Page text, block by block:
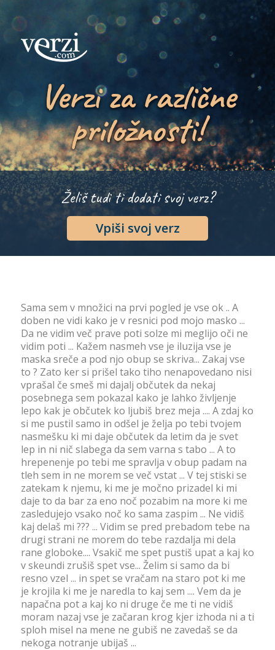
Verzi za različne
priložnosti!
Želiš tudi ti dodati svoj verz?
Vpiši svoj verz
Sama sem v množici na prvi pogled je vse ok .. A
doben ne vidi kako je v resnici pod mojo masko ...
Da ne vidim več prave poti solze mi meglijo oči ne
vidim poti ... Kažem nasmeh vse je iluzija vse je
maska sreče a pod njo obup se skriva... Zakaj vse
to ? Zato ker si prišel tako tiho nenapovedano nisi
vprašal če smeš mi dajalj občutek da nekaj
posebnega sem pokazal kako je lahko življenje
lepo kak je občutek ko ljubiš brez meja .... A zdaj ko
si me pustil samo in odšel je želja po tebi tvojem
nasmešku ki mi daje občutek da letim da je svet
lep in ni nič slabega da sem varna s tabo ... A to
hrepenenje po tebi me spravlja v obup padam na
tleh sem in ne morem se več vstat ... V tej stiski se
zatekam k njemu, ki me je močno prizadel ki mi
daje to da bar za eno noč pozabim na more ki me
zasledujejo vsako noč ko sama zaspim ... Ne vidiš
kaj delaš mi ??? ... Vidim se pred prebadom tebe na
drugi strani ne morem do tebe razdalja mi dela
rane globoke.... Vsakič me spet pustiš upat a kaj ko
v skeundi zrušiš spet vse... Želim si samo da bi
resno vzel ... in spet se vračam na staro pot ki me
je krojila ki me je naredla to kaj sem .... Vem da je
napačna pot a kaj ko ni druge če me ti ne vidiš
moram nazaj vse je začaran krog kjer izhoda ni a ti
sploh misel na mene ne gubiš ne zavedaš se da
nekoga notranje ubijaš ...